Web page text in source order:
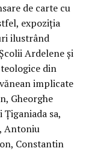
de carte cu
expoziția
ilustrând
Ardelene și
din
implicate
Gheorghe
sa,
Antoniu
Constantin